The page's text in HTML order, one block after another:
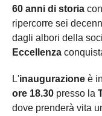
60 anni di storia
ripercorre sei
dagli albori della
Eccellenza
L'inaugurazione è
ore 18.30 presso la
dove prenderà vita